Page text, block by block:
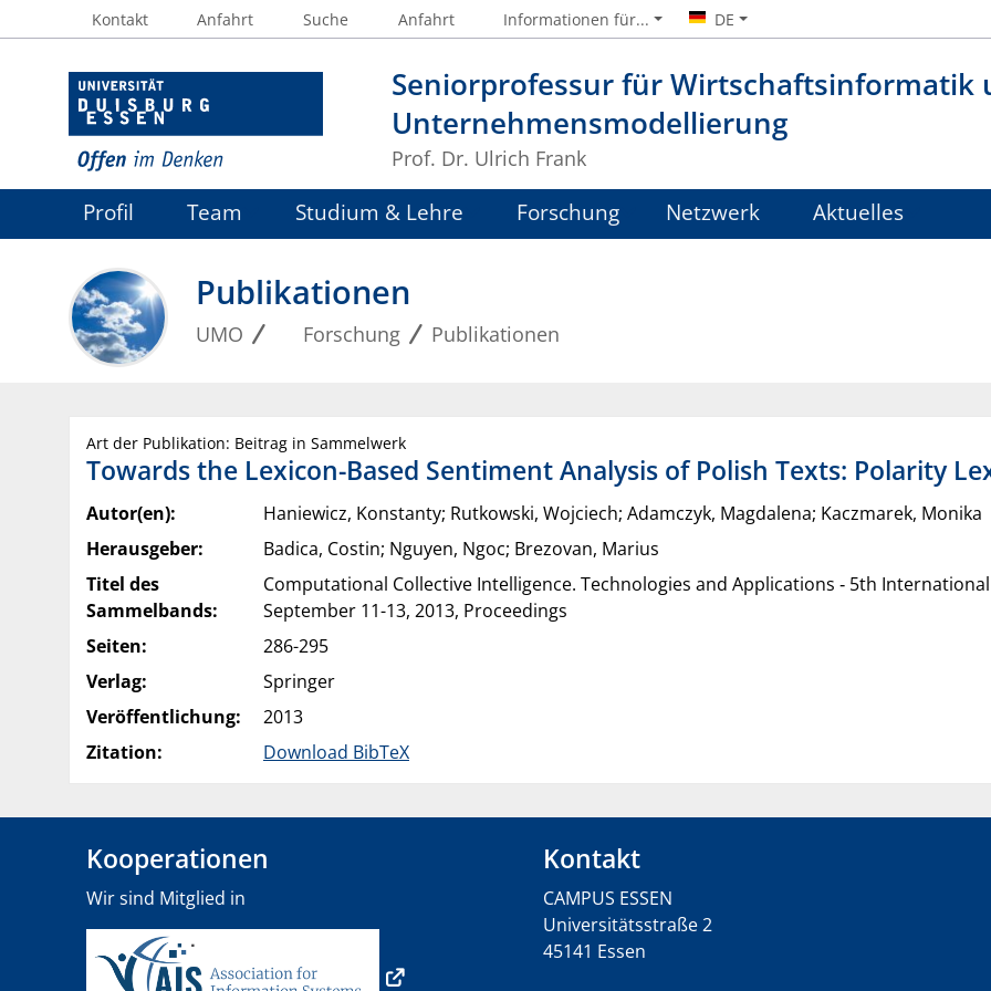
Seniorprofessur für Wirtschaftsinformatik
Unternehmensmodellierung
Prof. Dr. Ulrich Frank
Kontakt Anfahrt Suche Anfahrt Informationen für... DE
Profil Team Studium & Lehre Forschung Netzwerk Aktuelles
Publikationen
UMO Forschung Publikationen
Art der Publikation: Beitrag in Sammelwerk
Towards the Lexicon-Based Sentiment Analysis of Polish Texts: Polarity
Autor(en):
Haniewicz, Konstanty; Rutkowski, Wojciech; Adamczyk, Magdalena; Kaczmarek, Monika
Herausgeber:
Badica, Costin; Nguyen, Ngoc; Brezovan, Marius
Titel des
Sammelbands:
Computational Collective Intelligence. Technologies and Applications ‐ 5th International
September 11-13, 2013, Proceedings
Seiten:
286-295
Verlag:
Springer
Veröffentlichung:
2013
Zitation:
Download BibTeX
Kooperationen
Wir sind Mitglied in
Kontakt
CAMPUS ESSEN
Universitätsstraße 2
45141 Essen